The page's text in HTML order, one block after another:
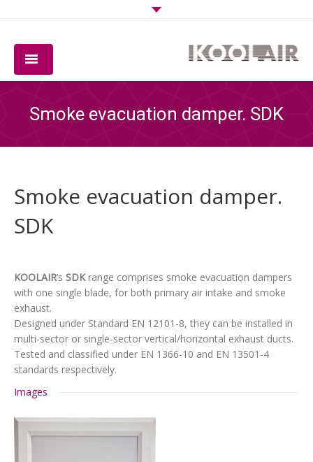
QUALITY
DOWNLOADS
Smoke evacuation damper. SDK
Smoke evacuation damper.
SDK
KOOLAIR’s SDKrange comprises smoke evacuation dampers
with one single blade, for both primary air intake and smoke
exhaust.
Designed under Standard EN 12101-8, they can be installed in
multi-sector or single-sector vertical/horizontal exhaust ducts.
Tested and classified under EN 1366-10 and EN 13501-4
standards respectively.
Images